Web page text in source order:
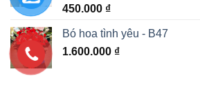
Được xếp
5 sao
450.000 ₫
Bó hoa tình yêu - B47
1.600.000 ₫